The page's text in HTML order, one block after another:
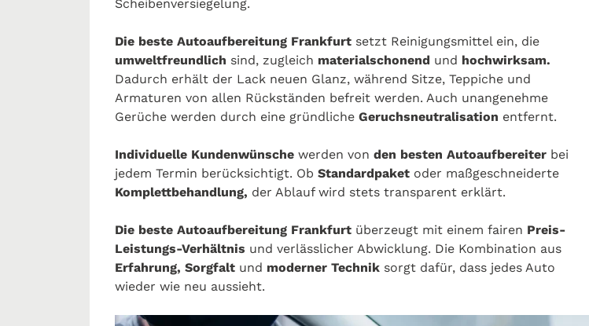
Scheibenversiegelung.
Die beste Autoaufbereitung Frankfurt setzt Reinigungsmittel ein, die
umweltfreundlich sind, zugleich materialschonend und hochwirksam.
Dadurch erhält der Lack neuen Glanz, während Sitze, Teppiche und
Armaturen von allen Rückständen befreit werden. Auch unangenehme
Gerüche werden durch eine gründliche Geruchsneutralisation entfernt.
Individuelle Kundenwünsche werden von den besten Autoaufbereiter bei
jedem Termin berücksichtigt. Ob Standardpaket oder maßgeschneiderte
Komplettbehandlung, der Ablauf wird stets transparent erklärt.
Die beste Autoaufbereitung Frankfurt überzeugt mit einem fairen Preis-
Leistungs-Verhältnis und verlässlicher Abwicklung. Die Kombination aus
Erfahrung, Sorgfalt und moderner Technik sorgt dafür, dass jedes Auto
wieder wie neu aussieht.